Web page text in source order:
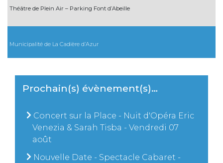
Théâtre de Plein Air – Parking Font d’Abeille
Municipalité de La Cadière d’Azur
Prochain(s) évènement(s)…
Concert sur la Place - Nuit d'Opéra Eric
Venezia & Sarah Tisba - Vendredi 07
août
Nouvelle Date - Spectacle Cabaret -